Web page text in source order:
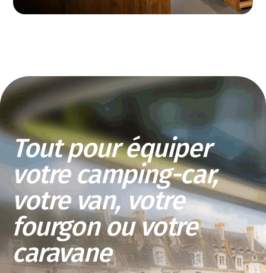
Tout pour équiper
votre camping-car,
votre van, votre
fourgon ou votre
caravane